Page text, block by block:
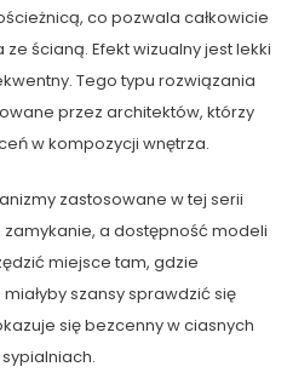
co pozwala całkowicie
ścianą. Efekt wizualny jest lekki
Tego typu rozwiązania
przez architektów, którzy
w kompozycji wnętrza.
zastosowane w tej serii
a dostępność modeli
miejsce tam, gdzie
szansy sprawdzić się
się bezcenny w ciasnych